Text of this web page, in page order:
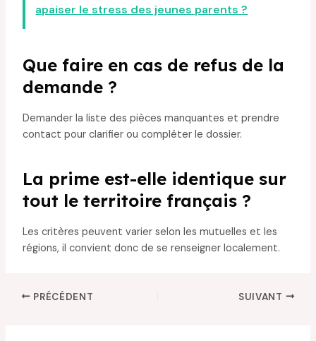
apaiser le stress des jeunes parents ?
Que faire en cas de refus de la
demande ?
Demander la liste des pièces manquantes et prendre
contact pour clarifier ou compléter le dossier.
La prime est-elle identique sur
tout le territoire français ?
Les critères peuvent varier selon les mutuelles et les
régions, il convient donc de se renseigner localement.
PRÉCÉDENT SUIVANT